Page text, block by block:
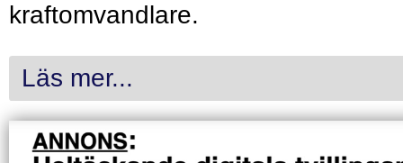
kraftomvandlare.
Läs mer...